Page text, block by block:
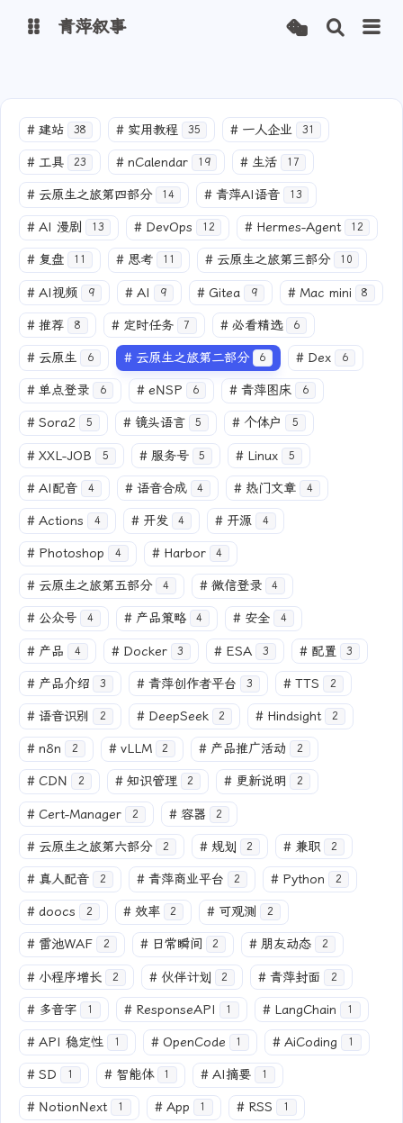
青萍 AI 图床 青萍 AI 视频
青萍 AI 电商 青萍 AI 语音
青萍编辑器 青萍封面
青萍叙事
# 建站 38 # 实用教程 35 # 一人企业 31
# 工具 23 # nCalendar 19 # 生活 17
# 云原生之旅第四部分 14 # 青萍AI语音 13
# AI 漫剧 13 # DevOps 12 # Hermes-Agent 12
# 复盘 11 # 思考 11 # 云原生之旅第三部分 10
# AI视频 9 # AI 9 # Gitea 9 # Mac mini 8
# 推荐 8 # 定时任务 7 # 必看精选 6
# 云原生 6 # 云原生之旅第二部分 6 # Dex 6
# 单点登录 6 # eNSP 6 # 青萍图床 6
# Sora2 5 # 镜头语言 5 # 个体户 5
# XXL-JOB 5 # 服务号 5 # Linux 5
# AI配音 4 # 语音合成 4 # 热门文章 4
# Actions 4 # 开发 4 # 开源 4
# Photoshop 4 # Harbor 4
# 云原生之旅第五部分 4 # 微信登录 4
# 公众号 4 # 产品策略 4 # 安全 4
# 产品 4 # Docker 3 # ESA 3 # 配置 3
# 产品介绍 3 # 青萍创作者平台 3 # TTS 2
# 语音识别 2 # DeepSeek 2 # Hindsight 2
# n8n 2 # vLLM 2 # 产品推广活动 2
# CDN 2 # 知识管理 2 # 更新说明 2
# Cert-Manager 2 # 容器 2
# 云原生之旅第六部分 2 # 规划 2 # 兼职 2
# 真人配音 2 # 青萍商业平台 2 # Python 2
# doocs 2 # 效率 2 # 可观测 2
# 雷池WAF 2 # 日常瞬间 2 # 朋友动态 2
# 小程序增长 2 # 伙伴计划 2 # 青萍封面 2
# 多音字 1 # ResponseAPI 1 # LangChain 1
# API 稳定性 1 # OpenCode 1 # AiCoding 1
# SD 1 # 智能体 1 # AI摘要 1
# NotionNext 1 # App 1 # RSS 1